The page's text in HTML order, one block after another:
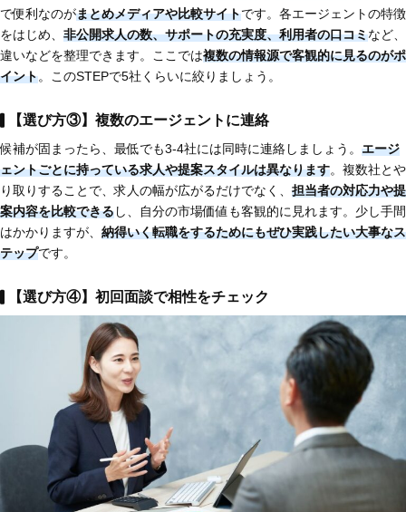
で便利なのがまとめメディアや比較サイトです。各エージェントの特徴
をはじめ、 非公開求人の数、サポートの充実度、利用者の口コミなど、
違いなどを整理できます。ここでは複数の情報源で客観的に見るのがポ
イント。このSTEPで5社くらいに絞りましょう。
【選び方③】複数のエージェントに連絡
候補が固まったら、最低でも3-4社には同時に連絡しましょう。 エージ
ェントごとに持っている求人や提案スタイルは異なります。複数社とや
り取りすることで、求人の幅が広がるだけでなく、 担当者の対応力や提
案内容を比較できるし、自分の市場価値も客観的に見れます。少し手間
はかかりますが、 納得いく転職をするためにもぜひ実践したい大事なス
テップです。
【選び方④】初回面談で相性をチェック